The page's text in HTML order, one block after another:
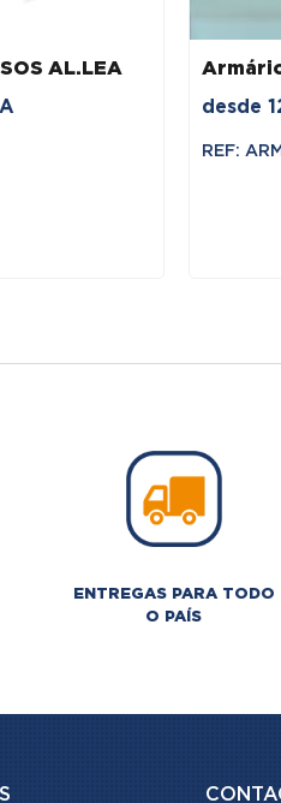
AL.LEA
desde
REF:
ENTREGAS PARA TODO
O PAÍS